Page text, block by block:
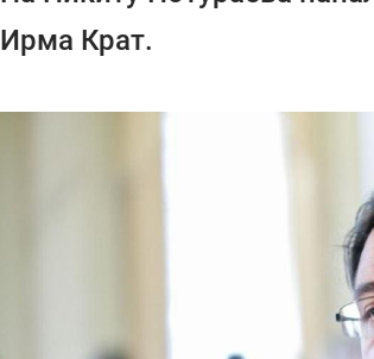
Ирма Крат.